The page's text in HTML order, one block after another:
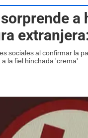
a
sociales al confirmar la
la fiel hinchada 'crema'.